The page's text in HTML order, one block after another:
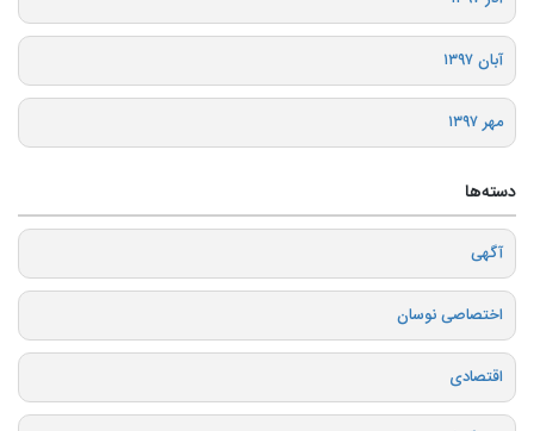
آبان ۱۳۹۷
مهر ۱۳۹۷
دسته‌ها
آگهی
اختصاصی نوسان
اقتصادی